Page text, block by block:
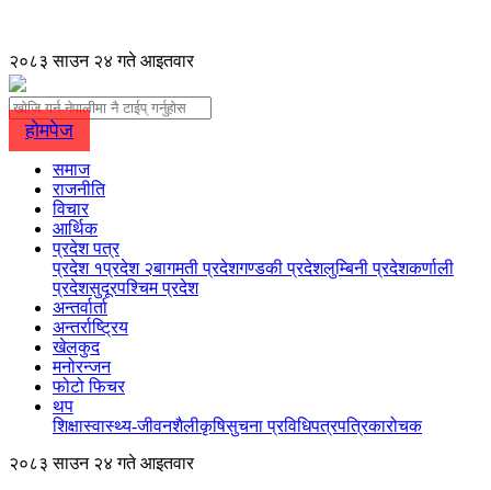
२०८३ साउन २४ गते आइतवार
होमपेज
समाज
राजनीति
विचार
आर्थिक
प्रदेश पत्र
प्रदेश १प्रदेश २बागमती प्रदेशगण्डकी प्रदेशलुम्बिनी प्रदेशकर्णाली
प्रदेशसुदूरपश्चिम प्रदेश
अन्तर्वार्ता
अन्तर्राष्ट्रिय
खेलकुद
मनोरन्जन
फोटो फिचर
थप
शिक्षास्वास्थ्य-जीवनशैलीकृषिसुचना प्रविधिपत्रपत्रिकारोचक
२०८३ साउन २४ गते आइतवार